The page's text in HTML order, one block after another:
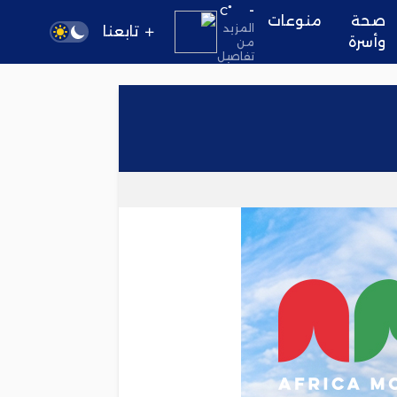
صحة
وأسرة
منوعات
-
°C
المزيد
من
تفاصيل
تابعنا